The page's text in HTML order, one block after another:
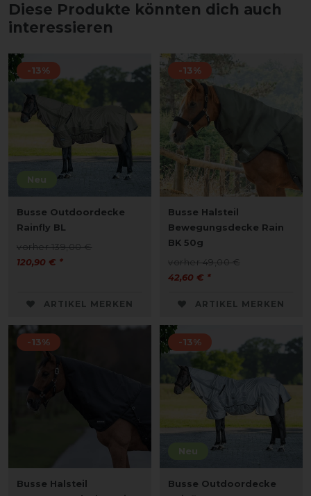
Diese Produkte könnten dich auch
interessieren
Neu
-13%
Busse Outdoordecke
Rainfly BL
vorher 139,00 €
120,90 € *
ARTIKEL MERKEN
-13%
Busse Halsteil
Bewegungsdecke Rain
BK 50g
vorher 49,00 €
42,60 € *
ARTIKEL MERKEN
-13%
Busse Halsteil
Neu
-13%
Busse Outdoordecke